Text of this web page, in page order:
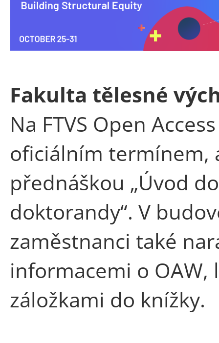
Fakulta tělesné
Na FTVS Open
oficiálním termínem,
přednáškou „Úvod
doktorandy“. V
zaměstnanci také
informacemi o
záložkami do knížky.